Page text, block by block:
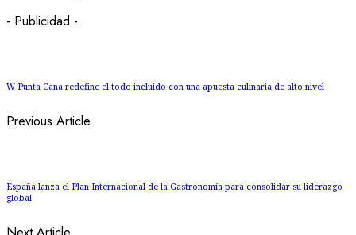
- Publicidad -
W Punta Cana redefine el todo incluido con una apuesta culinaria de alto nivel
Previous Article
España lanza el Plan Internacional de la Gastronomía para consolidar su liderazgo
global